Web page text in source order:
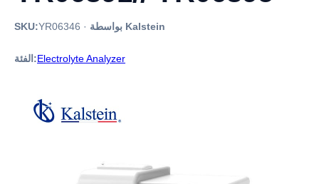
SKU:YR06346 · بواسطة Kalstein
الفئة:Electrolyte Analyzer